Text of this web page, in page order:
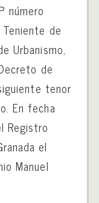
número
de
Urbanismo,
de
tenor
En fecha
Registro
el
Manuel